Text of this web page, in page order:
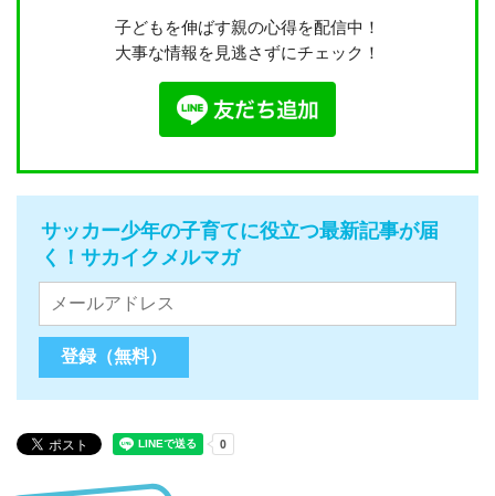
子どもを伸ばす親の心得を配信中！
大事な情報を見逃さずにチェック！
サッカー少年の子育てに役立つ最新記事が届
く！サカイクメルマガ